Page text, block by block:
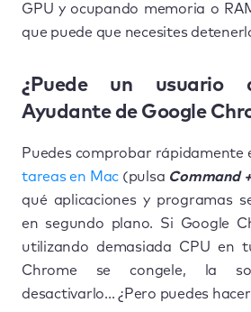
GPU y ocupando memoria o
que puede que necesites
¿Puede un usuario
Ayudante de Google
Puedes comprobar rápidamente
tareas en Mac (pulsa Command
qué aplicaciones y programas
en segundo plano. Si Google
utilizando demasiada CPU en
Chrome se congele, la
desactivarlo... ¿Pero puedes